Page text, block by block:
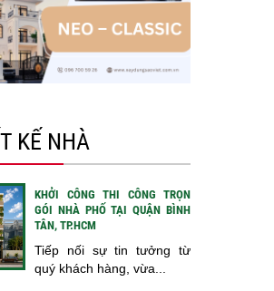
KẾ NHÀ
KHỞI CÔNG THI CÔNG TRỌN
GÓI NHÀ PHỐ TẠI QUẬN BÌNH
TÂN, TP.HCM
Tiếp nối sự tin tưởng từ
quý khách hàng, vừa...